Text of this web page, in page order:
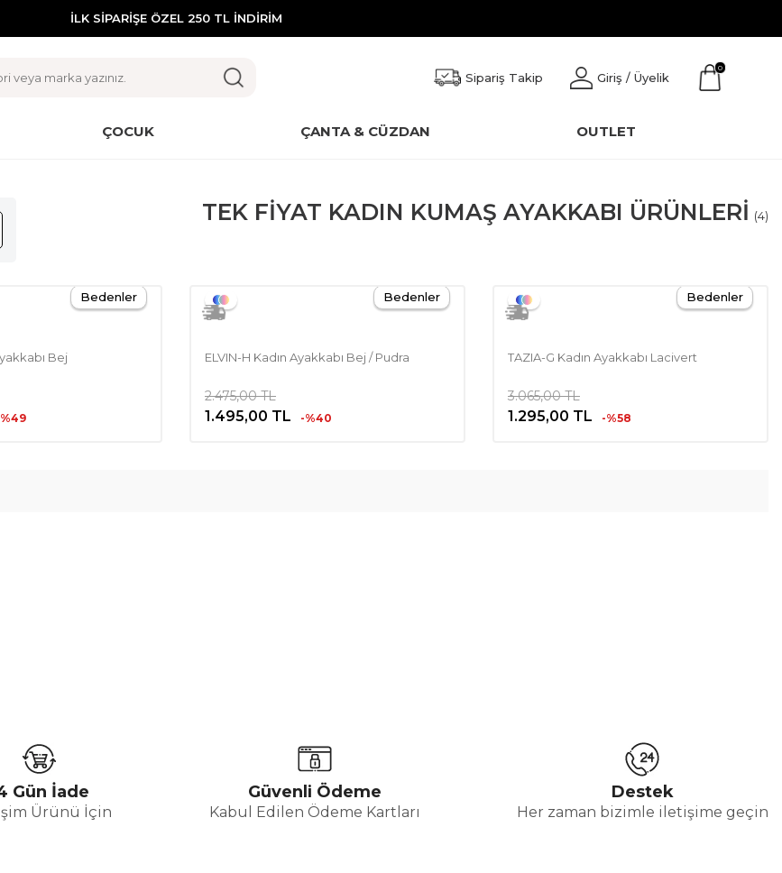
İLK SİPARİŞE ÖZEL 250 TL İNDİRİM
Sipariş Takip Giriş / Üyelik
0
ÇOCUK ÇANTA & CÜZDAN OUTLET
TEK FİYAT KADIN KUMAŞ AYAKKABI ÜRÜNLERI (4)
Bedenler
Bej
Bedenler
ELVIN-H Kadın Ayakkabı Bej / Pudra
2.475,00TL
1.495,00 TL -%40
Bedenler
TAZIA-G Kadın Ayakkabı Lacivert
3.065,00TL
1.295,00 TL -%58
Gün İade
Ürünü İçin
Güvenli Ödeme
Kabul Edilen Ödeme Kartları
Destek
Her zaman bizimle iletişime geçin